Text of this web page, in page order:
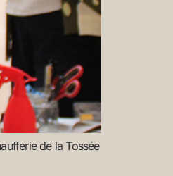
de la Tossée